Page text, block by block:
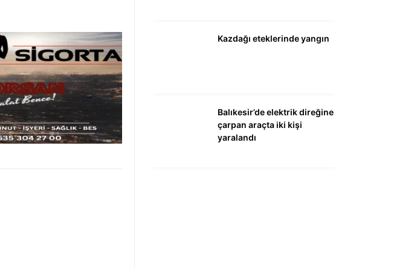
Kazdağı eteklerinde yangın
Balıkesir’de elektrik direğine
çarpan araçta iki kişi
yaralandı